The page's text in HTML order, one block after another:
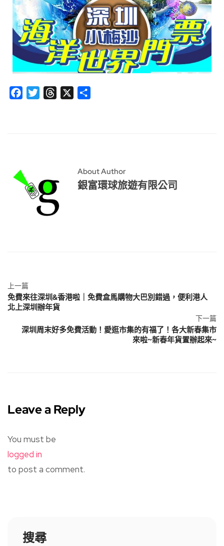
FacebookTwitterThreads
About Author
銀富環球旅遊有限公司
上一篇
免費來往深圳&香港啦｜免費盒馬購物大巴別錯過，便利港人
北上深圳辦年貨
下一篇
深圳周末好多免費活動！愛逛市集的有福了！各大新春集市
來啦~新春年貨置辦起來~
Leave a Reply
You must be
logged in
to post a comment.
搜尋